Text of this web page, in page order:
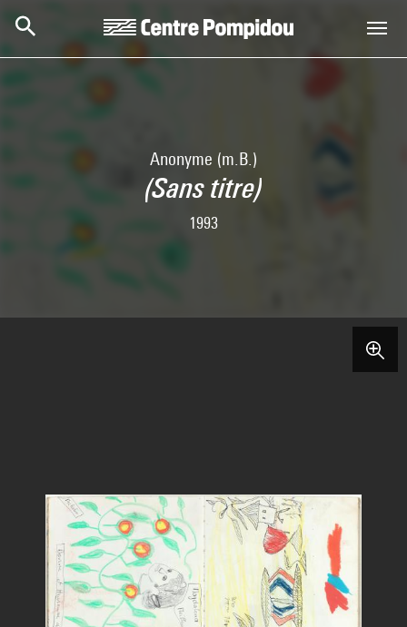
Anonyme (m.B.)
(Sans titre)
1993